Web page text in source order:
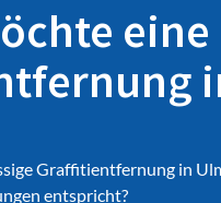
eine
Graffitientfernung in
entspricht?